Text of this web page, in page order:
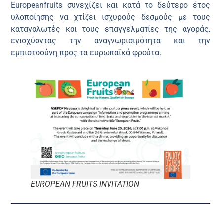
Europeanfruits συνεχίζει και κατά το δεύτερο έτος
υλοποίησης να χτίζει ισχυρούς δεσμούς με τους
καταναλωτές και τους επαγγελματίες της αγοράς,
ενισχύοντας την αναγνωρισιμότητα και την
εμπιστοσύνη προς τα ευρωπαϊκά φρούτα.
EUROPEAN FRUITS INVITATION